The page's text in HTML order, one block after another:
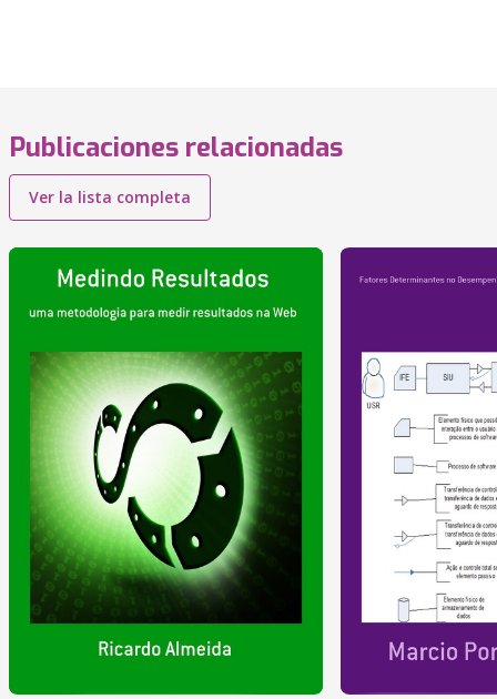
Publicaciones relacionadas
Ver la lista completa